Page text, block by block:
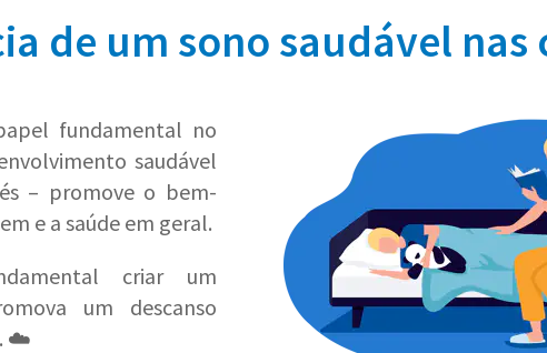
de um sono saudável nas
fundamental no
saudável
– promove o bem-
e a saúde em geral.
criar um
um descanso
☁️